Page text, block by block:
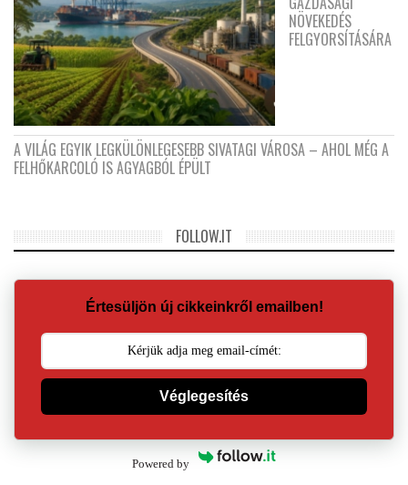
NÖVEKEDÉS
FELGYORSÍTÁSÁRA
A VILÁG EGYIK LEGKÜLÖNLEGESEBB SIVATAGI VÁROSA – AHOL MÉG A
FELHŐKARCOLÓ IS AGYAGBÓL ÉPÜLT
FOLLOW.IT
Értesüljön új cikkeinkről emailben!
Véglegesítés
Powered by